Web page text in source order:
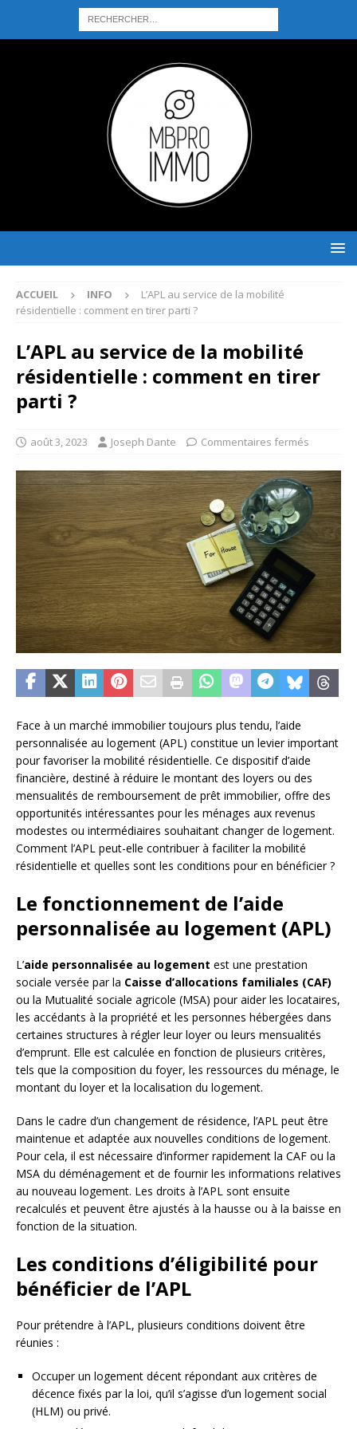
ACCUEIL INFO
L’APL au service de la mobilité
résidentielle : comment en tirer parti ?
L’APL au service de la mobilité
résidentielle : comment en tirer
parti ?
août 3, 2023 Joseph Dante Commentaires fermés
Face à un marché immobilier toujours plus tendu, l’aide
personnalisée au logement (APL) constitue un levier important
pour favoriser la mobilité résidentielle. Ce dispositif d’aide
financière, destiné à réduire le montant des loyers ou des
mensualités de remboursement de prêt immobilier, offre des
opportunités intéressantes pour les ménages aux revenus
modestes ou intermédiaires souhaitant changer de logement.
Comment l’APL peut-elle contribuer à faciliter la mobilité
résidentielle et quelles sont les conditions pour en bénéficier ?
Le fonctionnement de l’aide
personnalisée au logement (APL)
L’aide personnalisée au logement est une prestation
sociale versée par la Caisse d’allocations familiales (CAF)
ou la Mutualité sociale agricole (MSA) pour aider les locataires,
les accédants à la propriété et les personnes hébergées dans
certaines structures à régler leur loyer ou leurs mensualités
d’emprunt. Elle est calculée en fonction de plusieurs critères,
tels que la composition du foyer, les ressources du ménage, le
montant du loyer et la localisation du logement.
Dans le cadre d’un changement de résidence, l’APL peut être
maintenue et adaptée aux nouvelles conditions de logement.
Pour cela, il est nécessaire d’informer rapidement la CAF ou la
MSA du déménagement et de fournir les informations relatives
au nouveau logement. Les droits à l’APL sont ensuite
recalculés et peuvent être ajustés à la hausse ou à la baisse en
fonction de la situation.
Les conditions d’éligibilité pour
bénéficier de l’APL
Pour prétendre à l’APL, plusieurs conditions doivent être
réunies :
Occuper un logement décent répondant aux critères de
décence fixés par la loi, qu’il s’agisse d’un logement social
(HLM) ou privé.